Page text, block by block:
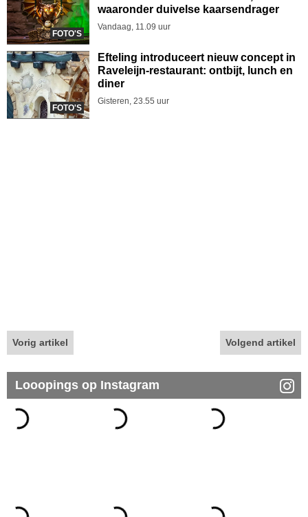
FOTO'S
waaronder duivelse kaarsendrager
Vandaag, 11.09 uur
FOTO'S
Efteling introduceert nieuw concept in
Raveleijn-restaurant: ontbijt, lunch en
diner
Gisteren, 23.55 uur
Vorig artikel Volgend artikel
Looopings op Instagram